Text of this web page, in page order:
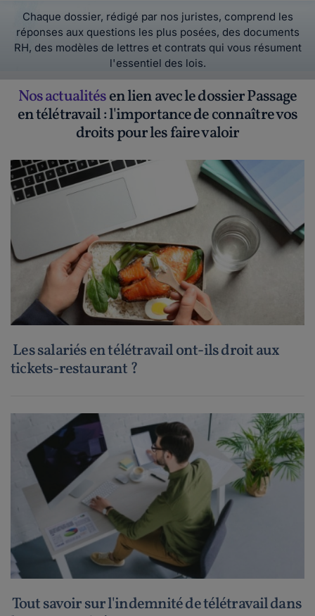
Chaque dossier, rédigé par nos juristes, comprend les
réponses aux questions les plus posées, des documents
RH, des modèles de lettres et contrats qui vous résument
l'essentiel des lois.
Nos actualitésen lien avec le dossier Passage
en télétravail : l'importance de connaître vos
droits pour les faire valoir
Les salariés en télétravail ont-ils droit aux
tickets-restaurant ?
Tout savoir sur l'indemnité de télétravail dans